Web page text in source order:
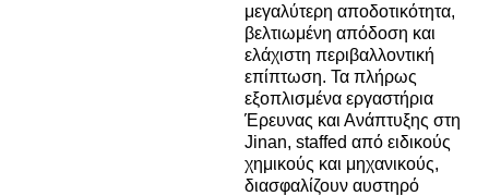
μεγαλύτερη αποδοτικότητα,
βελτιωμένη απόδοση και
ελάχιστη περιβαλλοντική
επίπτωση. Τα πλήρως
εξοπλισμένα εργαστήρια
Έρευνας και Ανάπτυξης στη
Jinan, staffed από ειδικούς
χημικούς και μηχανικούς,
διασφαλίζουν αυστηρό